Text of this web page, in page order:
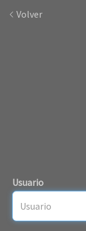
Volver
Usuario